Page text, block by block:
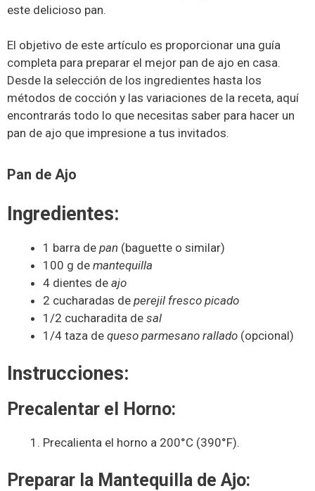
este delicioso pan.
El objetivo de este artículo es proporcionar una guía
completa para preparar el mejor pan de ajo en casa.
Desde la selección de los ingredientes hasta los
métodos de cocción y las variaciones de la receta, aquí
encontrarás todo lo que necesitas saber para hacer un
pan de ajo que impresione a tus invitados.
Pan de Ajo
Ingredientes:
1 barra de pan (baguette o similar)
100 g de mantequilla
4 dientes de ajo
2 cucharadas de perejil fresco picado
1/2 cucharadita de sal
1/4 taza de queso parmesano rallado (opcional)
Instrucciones:
Precalentar el Horno:
Precalienta el horno a 200°C (390°F).
Preparar la Mantequilla de Ajo: